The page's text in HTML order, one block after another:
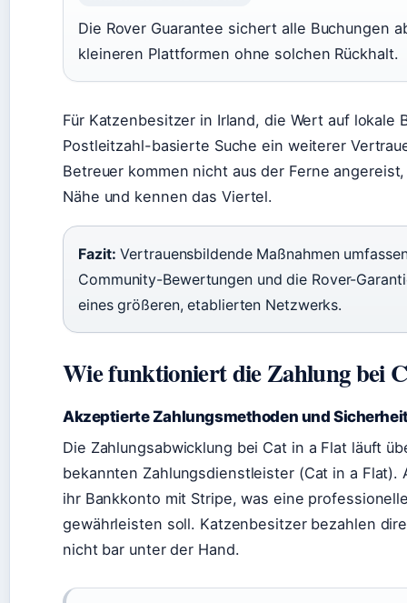
Die Rover Guarantee sichert alle Buchungen
kleineren Plattformen ohne solchen Rückhalt.
Für Katzenbesitzer in Irland, die Wert auf lokale
Postleitzahl-basierte Suche ein weiterer
Betreuer kommen nicht aus der Ferne
Nähe und kennen das Viertel.
Fazit: Vertrauensbildende Maßnahmen
Community-Bewertungen und die Rover-
eines größeren, etablierten Netzwerks.
Wie funktioniert die Zahlung bei
Akzeptierte Zahlungsmethoden und
Die Zahlungsabwicklung bei Cat in a Flat läuft
bekannten Zahlungsdienstleister (Cat in a Flat).
ihr Bankkonto mit Stripe, was eine
gewährleisten soll. Katzenbesitzer bezahlen
nicht bar unter der Hand.